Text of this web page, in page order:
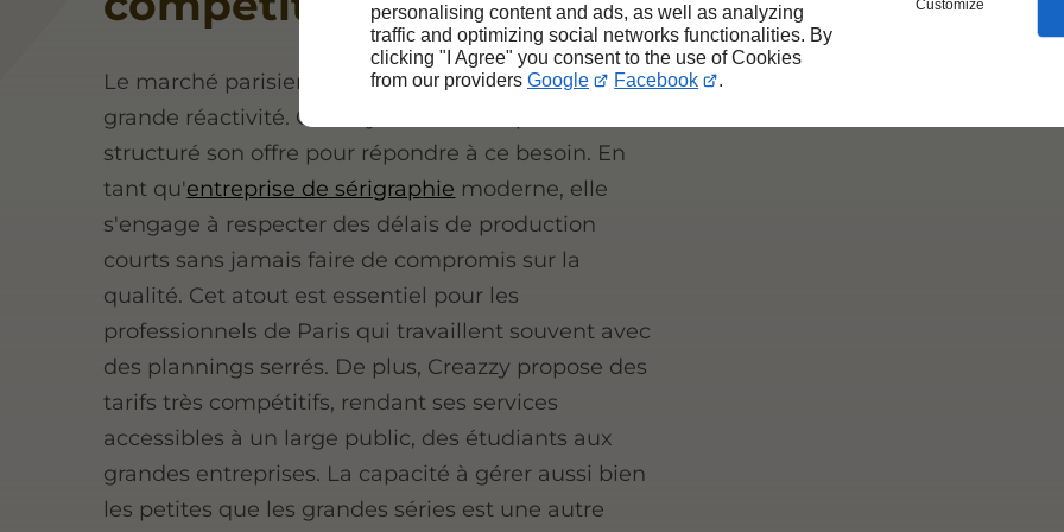
personalising content and ads, as well as analyzing
traffic and optimizing social networks functionalities. By
clicking "I Agree" you consent to the use of Cookies
from our providers Google Facebook .
Customize
Le marché parisien est exigeant et requiert une
grande réactivité. Creazzy l'a bien compris et a
structuré son offre pour répondre à ce besoin. En
tant qu'entreprise de sérigraphie moderne, elle
s'engage à respecter des délais de production
courts sans jamais faire de compromis sur la
qualité. Cet atout est essentiel pour les
professionnels de Paris qui travaillent souvent avec
des plannings serrés. De plus, Creazzy propose des
tarifs très compétitifs, rendant ses services
accessibles à un large public, des étudiants aux
grandes entreprises. La capacité à gérer aussi bien
les petites que les grandes séries est une autre